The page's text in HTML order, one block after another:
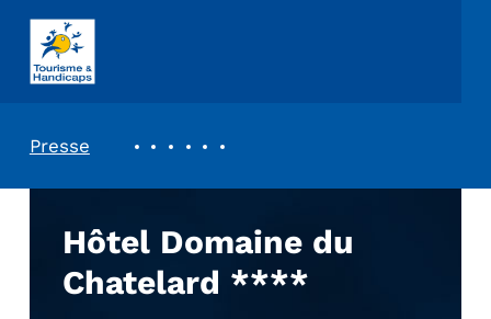
ASSOCIATION TOURISME ET HANDICAPS
Presse
Hôtel Domaine du
Chatelard ****